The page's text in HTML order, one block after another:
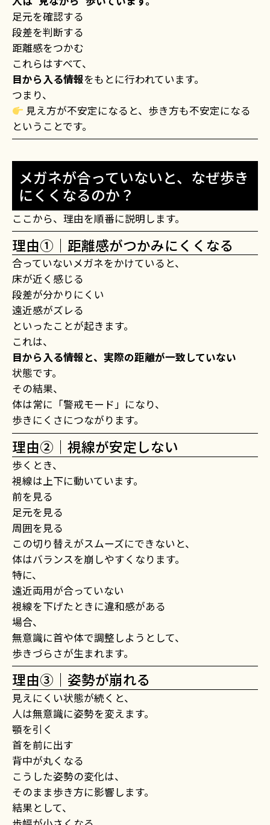
足元を確認する
段差を判断する
距離感をつかむ
これらはすべて、
目から入る情報をもとに行われています。
つまり、
見え方が不安定になると、歩き方も不安定になる
ということです。
メガネが合っていないと、なぜ歩き
にくくなるのか？
ここから、理由を順番に説明します。
理由①｜距離感がつかみにくくなる
合っていないメガネをかけていると、
床が近く感じる
段差が分かりにくい
遠近感がズレる
といったことが起きます。
これは、
目から入る情報と、実際の距離が一致していない
状態です。
その結果、
体は常に「警戒モード」になり、
歩きにくさにつながります。
理由②｜視線が安定しない
歩くとき、
視線は上下に動いています。
前を見る
足元を見る
周囲を見る
この切り替えがスムーズにできないと、
体はバランスを崩しやすくなります。
特に、
遠近両用が合っていない
視線を下げたときに違和感がある
場合、
無意識に首や体で調整しようとして、
歩きづらさが生まれます。
理由③｜姿勢が崩れる
見えにくい状態が続くと、
人は無意識に姿勢を変えます。
顎を引く
首を前に出す
背中が丸くなる
こうした姿勢の変化は、
そのまま歩き方に影響します。
結果として、